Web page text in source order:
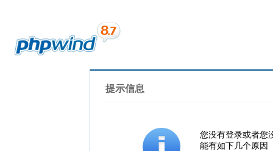
提示信息
您没有登录或者您
能有如下几个原因